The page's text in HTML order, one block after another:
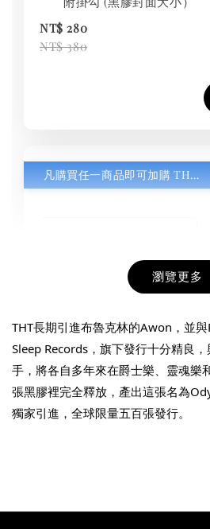
NT$ 280
NT$ 380
凡購買任一商品即可加購 THT 九週年紀念 T-shirt
THT 九週年紀念 T-shirt
瀏覽更多
THT長期引進布魯克林的Awon，並
Sleep Records，旗下發行十分精良
手，將各自多年來在爵士樂、靈魂樂
張黑膠裡完全釋放，產出這張名為
獨家引進，全球限量五百張發行。